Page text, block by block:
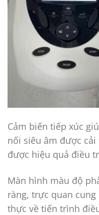
Cảm biến tiếp xúc
nối siêu âm được
được hiệu quả điều
Màn hình màu độ
ràng, trực quan
thực về tiến trình